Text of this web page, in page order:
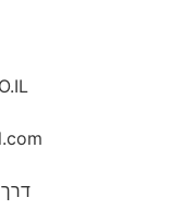
דרך